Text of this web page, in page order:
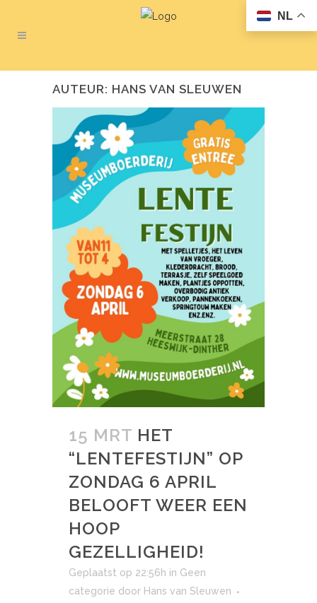
AUTEUR: HANS VAN SLEUWEN
15 MRT HET
“LENTEFESTIJN” OP
ZONDAG 6 APRIL
BELOOFT WEER EEN
HOOP
GEZELLIGHEID!
Geplaatst op 22:56h in Geen
categorie door Hans van Sleuwen
NL